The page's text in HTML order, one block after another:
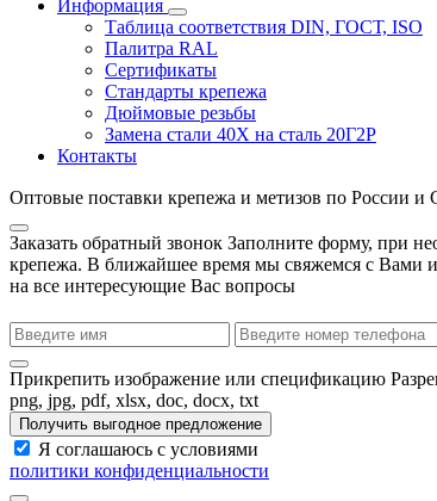
Информация
Таблица соответствия DIN, ГОСТ, ISO
Палитра RAL
Сертификаты
Стандарты крепежа
Дюймовые резьбы
Замена стали 40Х на сталь 20Г2Р
Контакты
Оптовые поставки крепежа и метизов по России и
Заказать обратный звонок Заполните форму, при
крепежа. В ближайшее время мы свяжемся с Вами
на все интересующие Вас вопросы
Прикрепить изображение или спецификацию
png, jpg, pdf, xlsx, doc, docx, txt
Получить выгодное предложение
Я соглашаюсь с условиями
политики конфиденциальности